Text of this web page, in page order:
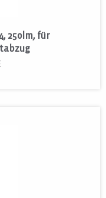
250lm, für